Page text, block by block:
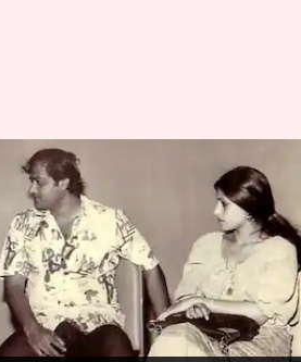
खोला पुरानी यादों
कपाड़िया के साथ
04:21 pm